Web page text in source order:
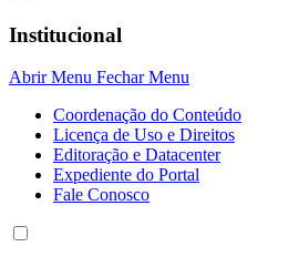
Institucional
Abrir Menu Fechar Menu
Coordenação do Conteúdo
Licença de Uso e Direitos
Editoração e Datacenter
Expediente do Portal
Fale Conosco